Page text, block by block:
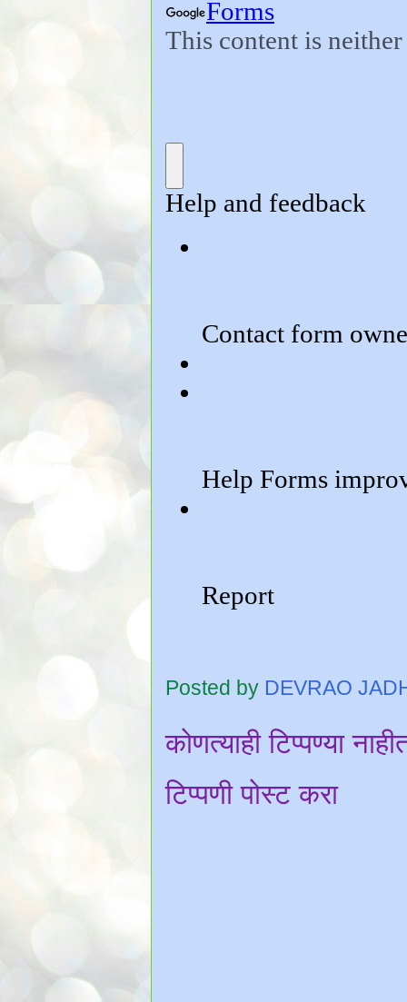
Posted by DEVRAO
कोणत्याही टिप्पण्‍या
टिप्पणी पोस्ट करा